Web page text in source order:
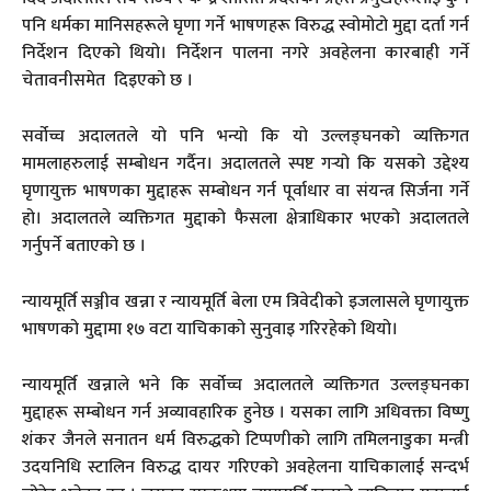
पनि धर्मका मानिसहरूले घृणा गर्ने भाषणहरू विरुद्ध स्वोमोटो मुद्दा दर्ता गर्न
निर्देशन दिएको थियो। निर्देशन पालना नगरे अवहेलना कारबाही गर्ने
चेतावनीसमेत दिइएको छ ।
सर्वोच्च अदालतले यो पनि भन्यो कि यो उल्लङ्घनको व्यक्तिगत
मामलाहरुलाई सम्बोधन गर्दैन। अदालतले स्पष्ट गर्‍यो कि यसको उद्देश्य
घृणायुक्त भाषणका मुद्दाहरू सम्बोधन गर्न पूर्वाधार वा संयन्त्र सिर्जना गर्ने
हो। अदालतले व्यक्तिगत मुद्दाको फैसला क्षेत्राधिकार भएको अदालतले
गर्नुपर्ने बताएको छ ।
न्यायमूर्ति सञ्जीव खन्ना र न्यायमूर्ति बेला एम त्रिवेदीको इजलासले घृणायुक्त
भाषणको मुद्दामा १७ वटा याचिकाको सुनुवाइ गरिरहेको थियो।
न्यायमूर्ति खन्नाले भने कि सर्वोच्च अदालतले व्यक्तिगत उल्लङ्घनका
मुद्दाहरू सम्बोधन गर्न अव्यावहारिक हुनेछ । यसका लागि अधिवक्ता विष्णु
शंकर जैनले सनातन धर्म विरुद्धको टिप्पणीको लागि तमिलनाडुका मन्त्री
उदयनिधि स्टालिन विरुद्ध दायर गरिएको अवहेलना याचिकालाई सन्दर्भ